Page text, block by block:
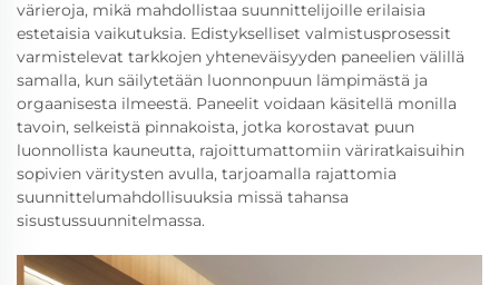
värieroja, mikä mahdollistaa suunnittelijoille erilaisia
estetaisia vaikutuksia. Edistykselliset valmistusprosessit
varmistelevat tarkkojen yhteneväisyyden paneelien välillä
samalla, kun säilytetään luonnonpuun lämpimästä ja
orgaanisesta ilmeestä. Paneelit voidaan käsitellä monilla
tavoin, selkeistä pinnakoista, jotka korostavat puun
luonnollista kauneutta, rajoittumattomiin väriratkaisuihin
sopivien väritysten avulla, tarjoamalla rajattomia
suunnittelumahdollisuuksia missä tahansa
sisustussuunnitelmassa.